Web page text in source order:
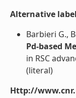
Alternative label
Barbieri G.,
Pd-based
in RSC
(literal)
Http://